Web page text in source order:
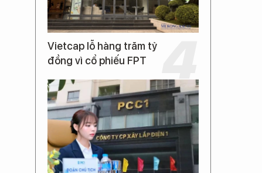
Vietcap lỗ hàng trăm tỷ
đồng vì cổ phiếu FPT